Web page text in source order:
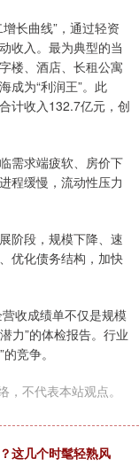
长曲线”，通过轻资
收入。最为典型的当
楼、酒店、长租公寓
成为“利润王”。此
计收入132.7亿元，创
需求端疲软、房价下
程缓慢，流动性压力
阶段，规模下降、速
优化债务结构，加快
收成绩单不仅是规模
力”的体检报告。行业
竞争。
不代表本站观点。
这几个时髦轻熟风